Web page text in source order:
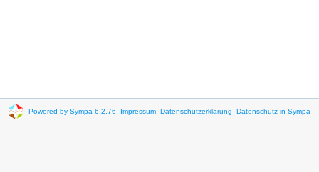
Powered by Sympa 6.2.76 Impressum Datenschutzerklärung Datenschutz in Sympa